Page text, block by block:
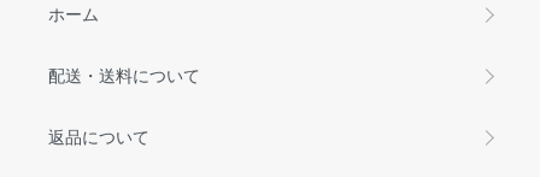
ホーム
配送・送料について
返品について